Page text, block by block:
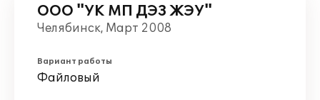
ООО "УК МП ДЭЗ ЖЭУ"
Челябинск, Март 2008
Вариант работы
Файловый